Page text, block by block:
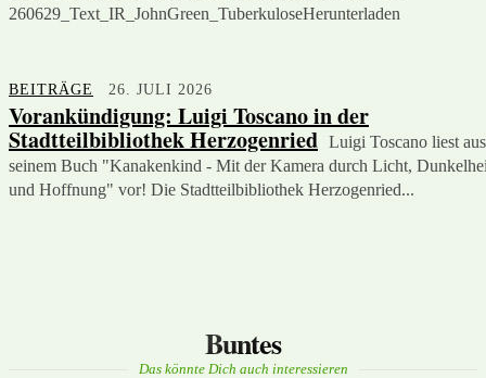
260629_Text_IR_JohnGreen_TuberkuloseHerunterladen
BEITRÄGE 26. JULI 2026
Vorankündigung: Luigi Toscano in der
Stadtteilbibliothek Herzogenried Luigi Toscano liest aus
seinem Buch "Kanakenkind - Mit der Kamera durch Licht,
und Hoffnung" vor! Die Stadtteilbibliothek Herzogenried...
Buntes
Das könnte Dich auch interessieren